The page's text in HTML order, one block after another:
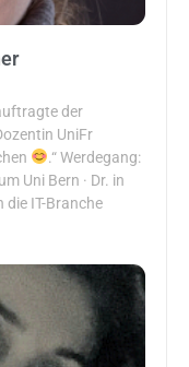
der
UniFr
.“ Werdegang:
Uni Bern · Dr. in
IT-Branche